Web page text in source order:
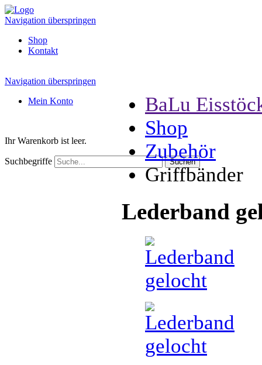
Navigation überspringen
Shop
Kontakt
Navigation überspringen
Mein Konto
Ihr Warenkorb ist leer.
Suchbegriffe
BaLu
Shop
Zubehör
Griffbänder
Lederband